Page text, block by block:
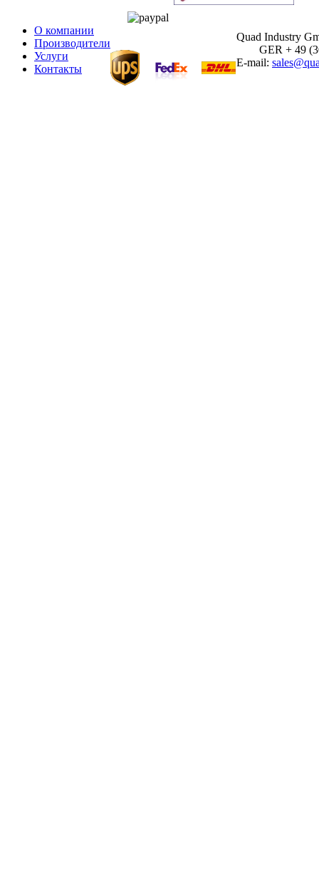
О компании
Производители
Услуги
Контакты
Quad Industry
GER + 49
E-mail: